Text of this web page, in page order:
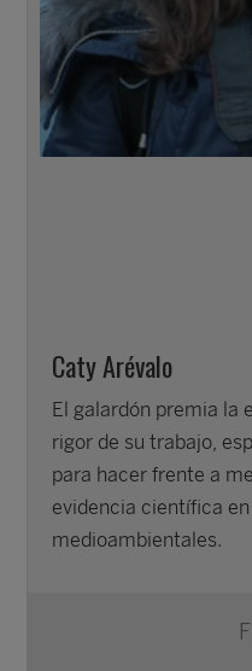
Caty Arévalo
El galardón premia la
rigor de su trabajo,
para hacer frente a
evidencia científica
medioambientales.